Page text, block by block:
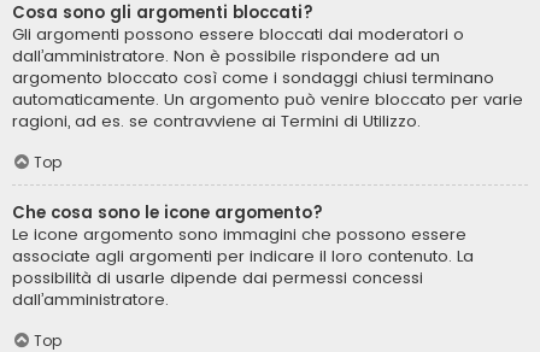
Cosa sono gli argomenti bloccati?
Gli argomenti possono essere bloccati dai moderatori o
dall’amministratore. Non è possibile rispondere ad un
argomento bloccato così come i sondaggi chiusi terminano
automaticamente. Un argomento può venire bloccato per varie
ragioni, ad es. se contravviene ai Termini di Utilizzo.
Top
Che cosa sono le icone argomento?
Le icone argomento sono immagini che possono essere
associate agli argomenti per indicare il loro contenuto. La
possibilità di usarle dipende dai permessi concessi
dall’amministratore.
Top